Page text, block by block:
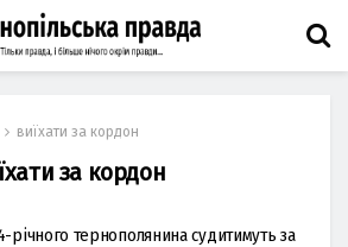
виїхати за кордон
за кордон
річного тернополянина судитимуть за